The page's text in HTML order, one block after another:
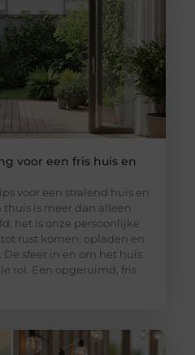
voor een fris huis en
voor een stralend huis en
is meer dan alleen
het is onze persoonlijke
rust komen, opladen en
sfeer in en om het huis
rol. Een opgeruimd, fris